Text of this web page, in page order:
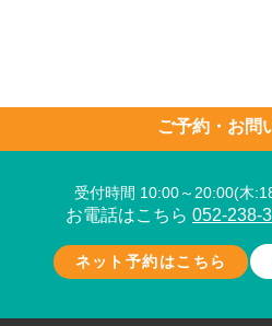
ご予約・お問
受付時間 10:00～20:00(木
お電話はこちら 052-238-
ネット予約はこちら